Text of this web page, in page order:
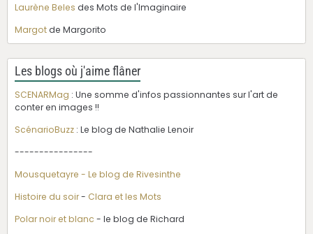
Laurène Beles des Mots de l'Imaginaire
Margotde Margorito
Les blogs où j'aime flâner
SCENARMag : Une somme d'infos passionnantes sur l'art de
conter en images !!
ScénarioBuzz : Le blog de Nathalie Lenoir
----------------
Mousquetayre - Le blog de Rivesinthe
Histoire du soir- Clara et les Mots
Polar noir et blanc - le blog de Richard